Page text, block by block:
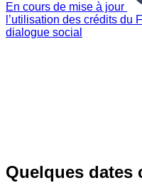
En cours de mise à jour
l’utilisation des crédits du
dialogue social
Quelques dates